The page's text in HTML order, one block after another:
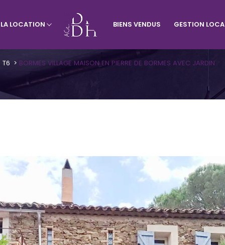
Terrains
LOCATION
Appartement
BIENS VENDUS GESTION
Visiter le site de l'agence du
T6 BORMES VILLAGE MAISON EN PIERRE DE BORMES AVEC JARDIN